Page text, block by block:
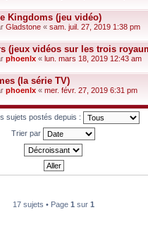
Kingdoms (jeu vidéo)
Gladstone « sam. juil. 27, 2019 1:38 pm
(jeux vidéos sur les trois
phoenlx « lun. mars 18, 2019 12:43 am
(la série TV)
phoenlx « mer. févr. 27, 2019 6:31 pm
sujets postés depuis :
Trier par
17 sujets • Page 1 sur 1